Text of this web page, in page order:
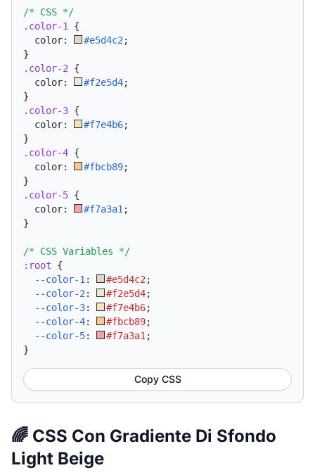
/* CSS */
.color-1
{
  color:
#e5d4c2 ;
}
.color-2 {
  color:
#f2e5d4;
}
.color-3 {
  color:
#f7e4b6;
}
.color-4 {
  color:
#fbcb89;
}
.color-5 {
  color:
#f7a3a1 ;
}
/* CSS Variables */
:root {
--color-1 : #e5d4c2 ;
--color-2 : #f2e5d4;
--color-3: #f7e4b6;
--color-4: #fbcb89;
--color-5: #f7a3a1 ;
}
Copy CSS
🌈 CSS Con Gradiente Di Sfondo
Light Beige